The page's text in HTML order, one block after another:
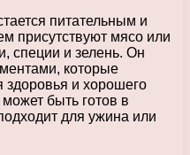
питательным и
присутствуют мясо или
специи и зелень. Он
которые
и хорошего
быть готов в
для ужина или